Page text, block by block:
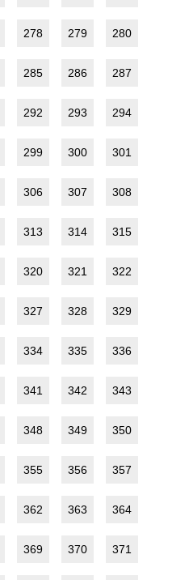
278 279 280
285 286 287
292 293 294
299 300 301
306 307 308
313 314 315
320 321 322
327 328 329
334 335 336
341 342 343
348 349 350
355 356 357
362 363 364
369 370 371